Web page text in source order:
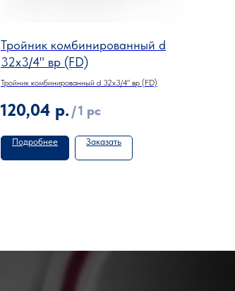
Тройник комбинированный d
32х3/4" вр (FD)
Тройник комбинированный d 32х3/4" вр (FD)
120,04 р. /1 pc
Подробнее Заказать